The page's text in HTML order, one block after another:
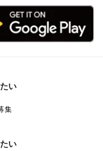
い
集
い